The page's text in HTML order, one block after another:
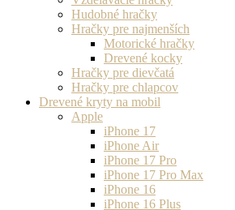
Hudobné hračky
Hračky pre najmenších
Motorické hračky
Drevené kocky
Hračky pre dievčatá
Hračky pre chlapcov
Drevené kryty na mobil
Apple
iPhone 17
iPhone Air
iPhone 17 Pro
iPhone 17 Pro Max
iPhone 16
iPhone 16 Plus